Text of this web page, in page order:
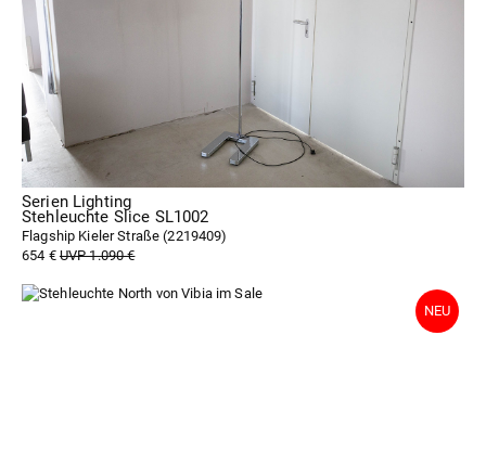
Serien Lighting
Stehleuchte Slice SL1002
Flagship Kieler Straße (2219409)
654 €UVP 1.090 €